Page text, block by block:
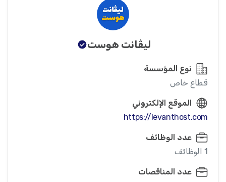
ليڤانت هوست
نوع المؤسسة
قطاع خاص
الموقع الإلكتروني
https://levanthost.com
عدد الوظائف
1 الوظائف
عدد المناقصات